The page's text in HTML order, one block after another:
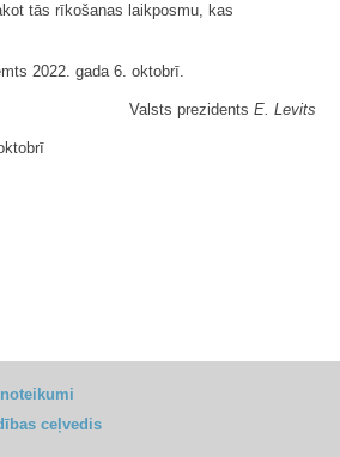
tās rīkošanas laikposmu, kas
2022. gada 6. oktobrī.
Valsts prezidents E. Levits
ceļvedis